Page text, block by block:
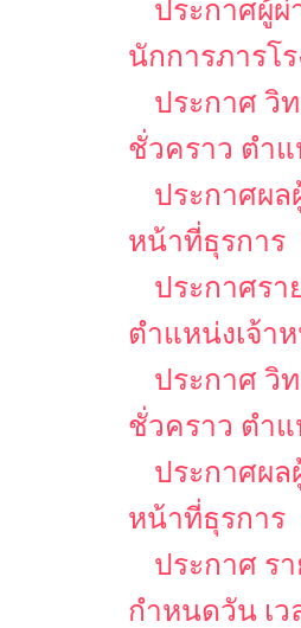
ประกาศผู้
นักการภารโร
ประกาศ วิ
ชั่วคราว ตำ
ประกาศผล
หน้าที่ธุรการ
ประกาศรา
ตำแหน่งเจ้า
ประกาศ วิ
ชั่วคราว ตำ
ประกาศผล
หน้าที่ธุรการ
ประกาศ ร
กำหนดวัน เ